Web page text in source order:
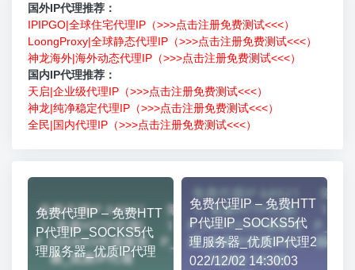
国外IP代理推荐：
IPIPGO|全球住宅代理IP（>>>点击注册免费测试<<<）
LoongProxy|全球静态代理IP（>>>点击注册免费测试<<<）
神龙海外|海外动态代理IP（>>>点击注册免费测试<<<）
国内IP代理推荐：
天启|企业级代理IP（>>>点击注册免费测试<<<）
神龙|纯净稳定代理IP（>>>点击注册免费测试<<<）
全民|国内代理IP（>>>点击注册免费测试<<<）
免费代理IP – 免费HTT
P代理IP_SOCKS5代
理服务器_优质IP代理
免费代理IP – 免费HTT
P代理IP_SOCKS5代
理服务器_优质IP代理2
022/12/02 14:30:03